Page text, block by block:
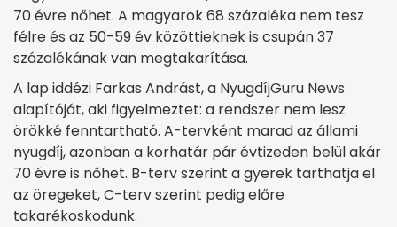
70 évre nőhet. A magyarok 68 százaléka nem tesz
félre és az 50-59 év közöttieknek is csupán 37
százalékának van megtakarítása.
A lap iddézi Farkas Andrást, a NyugdíjGuru News
alapítóját, aki figyelmeztet: a rendszer nem lesz
örökké fenntartható. A-tervként marad az állami
nyugdíj, azonban a korhatár pár évtizeden belül akár
70 évre is nőhet. B-terv szerint a gyerek tarthatja el
az öregeket, C-terv szerint pedig előre
takarékoskodunk.